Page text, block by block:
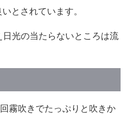
とされています。
光の当たらないところは流
霧吹きでたっぷりと吹きか